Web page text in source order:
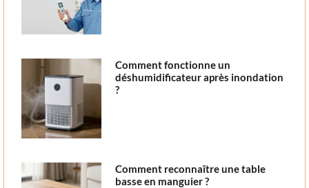
Comment fonctionne un
déshumidificateur après inondation
?
Comment reconnaître une table
basse en manguier ?